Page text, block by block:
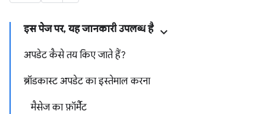
इस पेज पर, यह जानकारी उपलब्ध है
अपडेट कैसे तय किए जाते हैं?
ब्रॉडकास्ट अपडेट का इस्तेमाल करना
मैसेज का फ़ॉर्मैट